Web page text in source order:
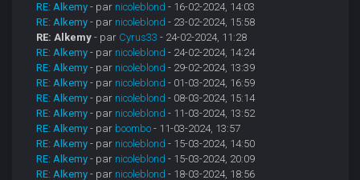
RE: Alkemy - par nicoleblond - 16-02-2024, 14:03
RE: Alkemy - par nicoleblond - 23-02-2024, 15:58
RE: Alkemy - par Cyrus33 - 24-02-2024, 11:28
RE: Alkemy - par nicoleblond - 24-02-2024, 14:24
RE: Alkemy - par nicoleblond - 29-02-2024, 13:39
RE: Alkemy - par nicoleblond - 01-03-2024, 16:59
RE: Alkemy - par nicoleblond - 08-03-2024, 15:14
RE: Alkemy - par nicoleblond - 11-03-2024, 13:52
RE: Alkemy - par boombo - 11-03-2024, 13:57
RE: Alkemy - par nicoleblond - 15-03-2024, 14:50
RE: Alkemy - par nicoleblond - 15-03-2024, 20:09
RE: Alkemy - par nicoleblond - 18-03-2024, 18:56